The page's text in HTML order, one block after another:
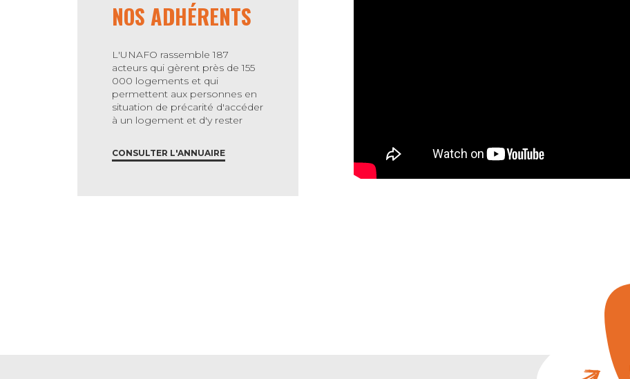
NOS ADHÉRENTS
L'UNAFO rassemble 187
acteurs qui gèrent près de 155
000 logements et qui
permettent aux personnes en
situation de précarité d'accéder
à un logement et d'y rester
CONSULTER L'ANNUAIRE